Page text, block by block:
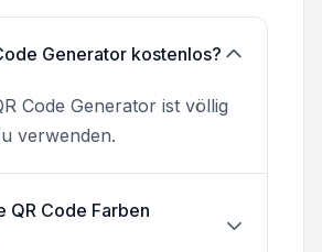
Generator kostenlos?
Code Generator ist völlig
verwenden.
QR Code Farben